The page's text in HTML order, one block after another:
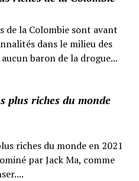
de la Colombie sont avant
dans le milieu des
baron de la drogue...
plus riches du monde
riches du monde en 2021
par Jack Ma, comme